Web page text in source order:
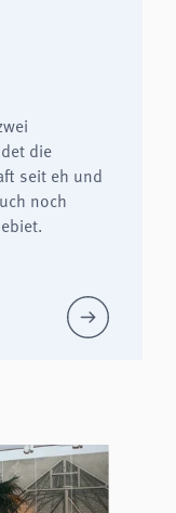
die
seit eh und
noch